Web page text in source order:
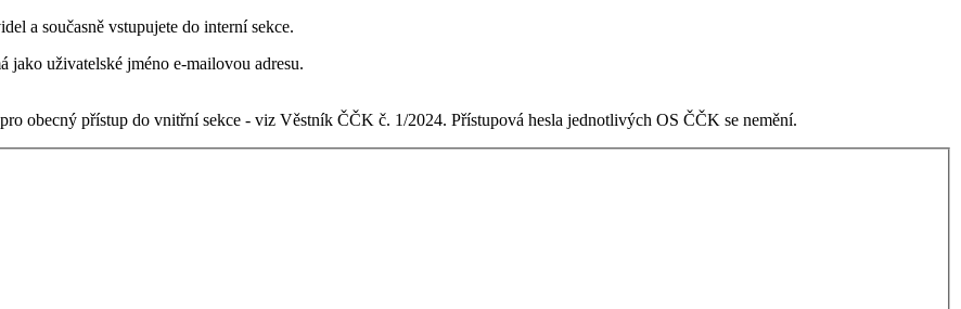
a současně vstupujete do interní sekce.
jako uživatelské jméno e-mailovou adresu.
obecný přístup do vnitřní sekce - viz Věstník ČČK č. 1/2024. Přístupová hesla jednotlivých OS ČČK se nemění.